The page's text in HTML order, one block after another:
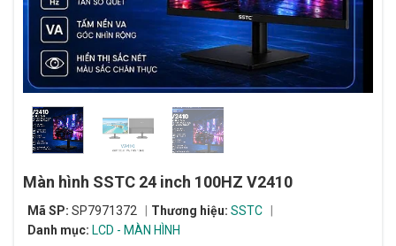
Màn hình SSTC 24 inch 100HZ V2410
Mã SP: SP7971372 Thương hiệu: SSTC
Danh mục: LCD - MÀN HÌNH